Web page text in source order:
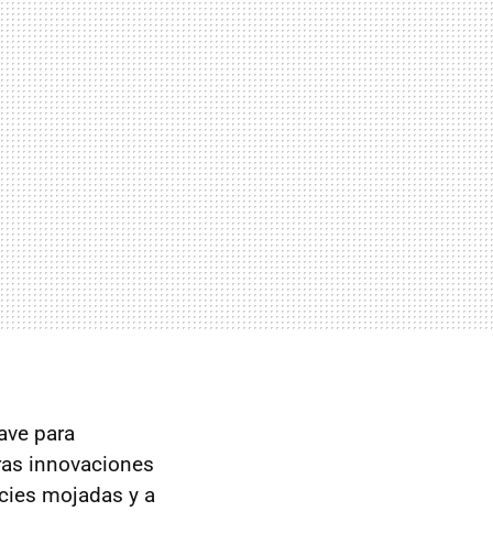
para
innovaciones
mojadas y a